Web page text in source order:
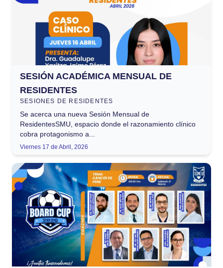
SESIÓN ACADÉMICA MENSUAL DE
RESIDENTES
SESIONES DE RESIDENTES
Se acerca una nueva Sesión Mensual de
ResidentesSMU, espacio donde el razonamiento clínico
cobra protagonismo a...
Viernes 17 de Abril, 2026